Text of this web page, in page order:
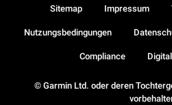
© Garmin Ltd. oder deren
Sitemap Impressum
Nutzungsbedingungen
Compliance